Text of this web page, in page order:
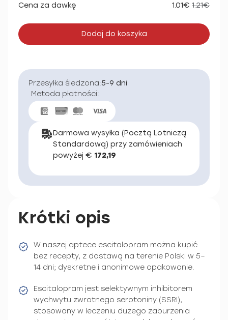
Cena za dawkę 1.01€ 1.21€
Dodaj do koszyka
Przesyłka śledzona:5-9 dni
Metoda płatności:
Darmowa wysyłka (Pocztą Lotniczą
Standardową) przy zamówieniach
powyżej € 172,19
Krótki opis
W naszej aptece escitalopram można kupić
bez recepty, z dostawą na terenie Polski w 5–
14 dni; dyskretne i anonimowe opakowanie.
Escitalopram jest selektywnym inhibitorem
wychwytu zwrotnego serotoniny (SSRI),
stosowany w leczeniu dużego zaburzenia